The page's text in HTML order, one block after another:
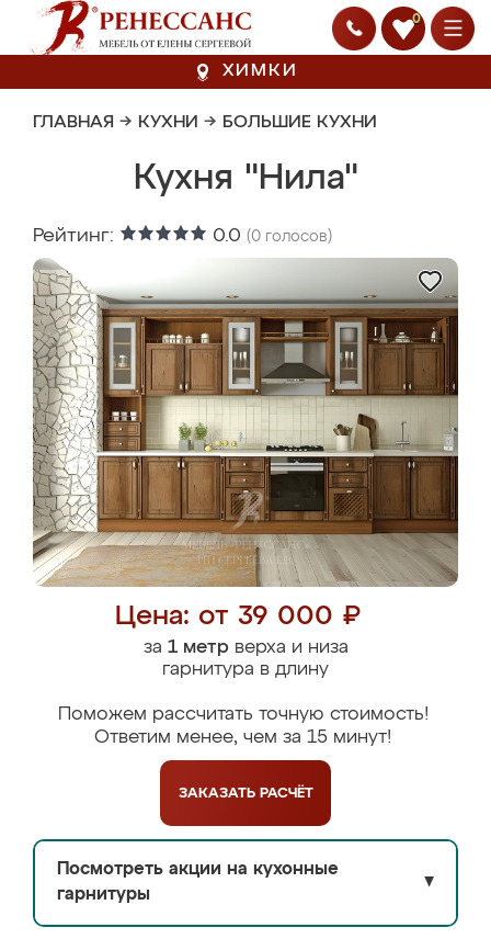
0
ХИМКИ
ГЛАВНАЯ → КУХНИ → БОЛЬШИЕ КУХНИ
Кухня "Нила"
Рейтинг: 0.0 (0 голосов)
Цена: от 39 000 ₽
за 1 метрверха и низа
гарнитура в длину
Поможем рассчитать точную стоимость!
Ответим менее, чем за 15 минут!
ЗАКАЗАТЬ РАСЧЁТ
Посмотреть акции на кухонные
гарнитуры
▼